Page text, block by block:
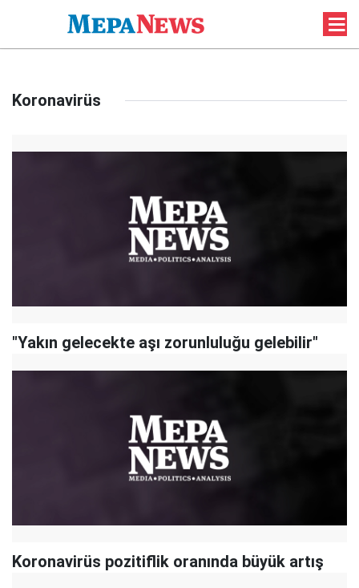
Koronavirüs
"Yakın gelecekte aşı zorunluluğu gelebilir"
Koronavirüs pozitiflik oranında büyük artış